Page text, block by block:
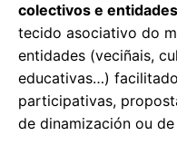
colectivos e
tecido asociativo do
entidades (veciñais,
educativas…)
participativas,
de dinamización ou de